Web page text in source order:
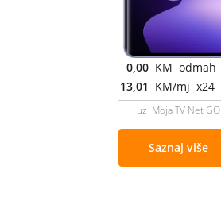
0,00 KM odmah
13,01 KM/mj x24
uz Moja TV Net GO
Saznaj više